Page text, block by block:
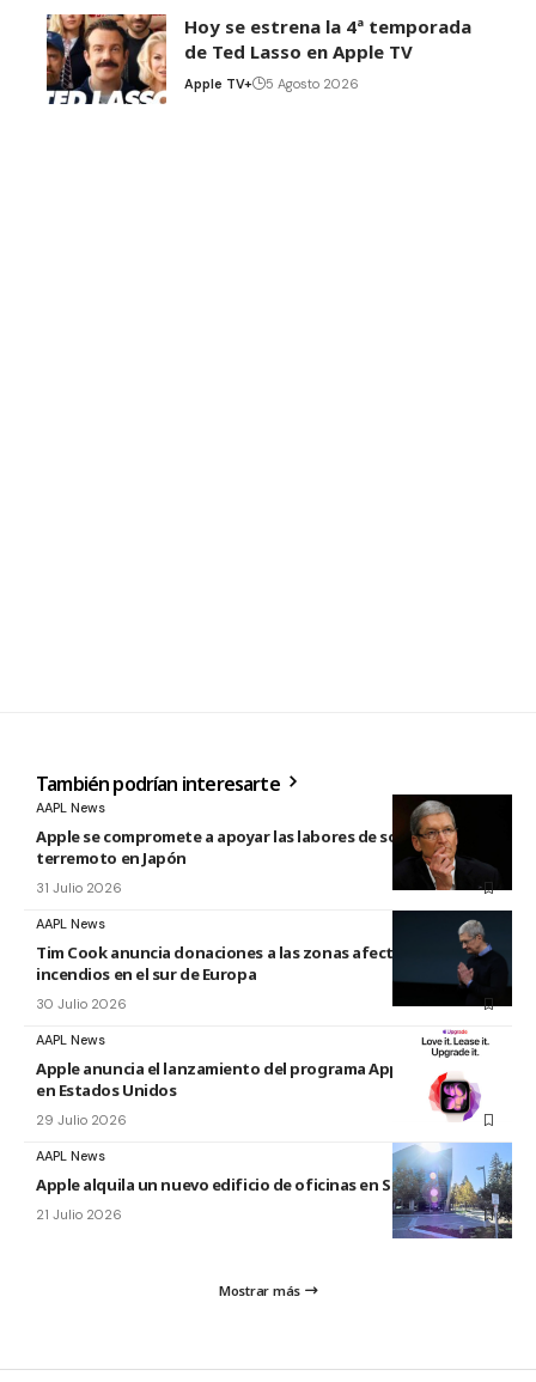
Hoy se estrena la 4ª temporada
de Ted Lasso en Apple TV
Apple TV+ 5 Agosto 2026
También podrían interesarte
AAPL News
Apple se compromete a apoyar las labores de socorro tras el
terremoto en Japón
31 Julio 2026
AAPL News
Tim Cook anuncia donaciones a las zonas afectadas por los
incendios en el sur de Europa
30 Julio 2026
AAPL News
Apple anuncia el lanzamiento del programa Apple Upgrade
en Estados Unidos
29 Julio 2026
AAPL News
Apple alquila un nuevo edificio de oficinas en Sunnyvale
21 Julio 2026
Mostrar más